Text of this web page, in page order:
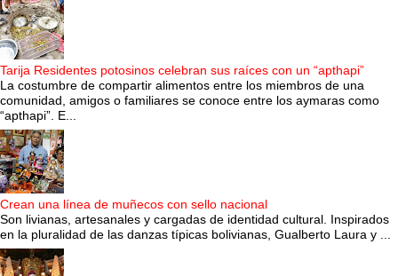
Tarija Residentes potosinos celebran sus raíces con un “apthapi”
La costumbre de compartir alimentos entre los miembros de una
comunidad, amigos o familiares se conoce entre los aymaras como
“apthapi”. E...
Crean una línea de muñecos con sello nacional
Son livianas, artesanales y cargadas de identidad cultural. Inspirados
en la pluralidad de las danzas típicas bolivianas, Gualberto Laura y ...